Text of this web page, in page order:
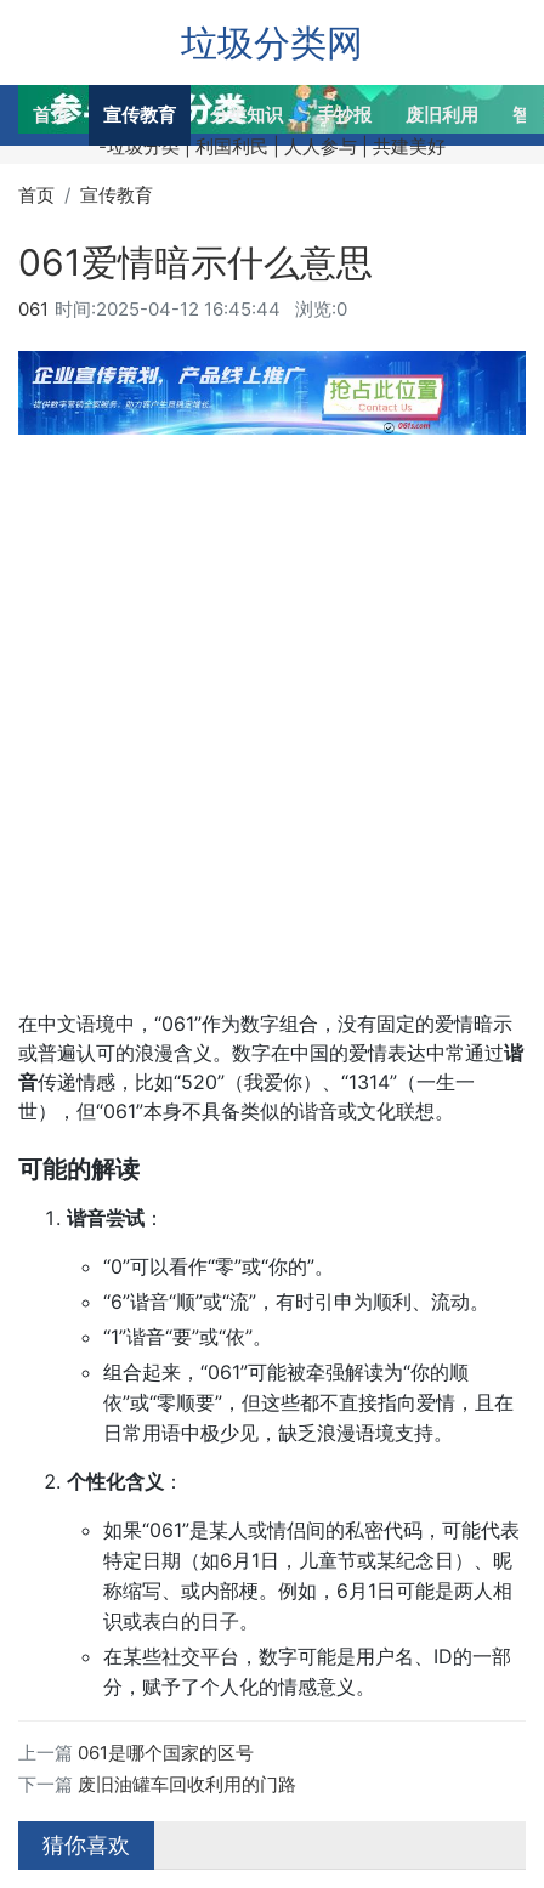
垃圾分类网
-垃圾分类 | 利国利民 | 人人参与 | 共建美好
首页 宣传教育 分类知识 手抄报 废旧利用 智
首页 宣传教育
061爱情暗示什么意思
时间:2025-04-12 16:45:44 浏览:0
061
在中文语境中，“061”作为数字组合，没有固定的爱情暗示
或普遍认可的浪漫含义。数字在中国的爱情表达中常通过谐
音传递情感，比如“520”（我爱你）、“1314”（一生一
世），但“061”本身不具备类似的谐音或文化联想。
可能的解读
谐音尝试 ：
“0”可以看作“零”或“你的”。
“6”谐音“顺”或“流”，有时引申为顺利、流动。
“1”谐音“要”或“依”。
组合起来，“061”可能被牵强解读为“你的顺
依”或“零顺要”，但这些都不直接指向爱情，且在
日常用语中极少见，缺乏浪漫语境支持。
个性化含义 ：
如果“061”是某人或情侣间的私密代码，可能代表
特定日期（如6月1日，儿童节或某纪念日）、昵
称缩写、或内部梗。例如，6月1日可能是两人相
识或表白的日子。
在某些社交平台，数字可能是用户名、ID的一部
分，赋予了个人化的情感意义。
上一篇 061是哪个国家的区号
下一篇 废旧油罐车回收利用的门路
猜你喜欢